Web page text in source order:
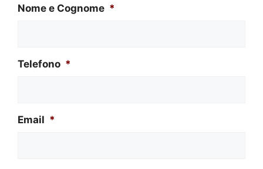
Nome e Cognome *
Telefono *
Email *